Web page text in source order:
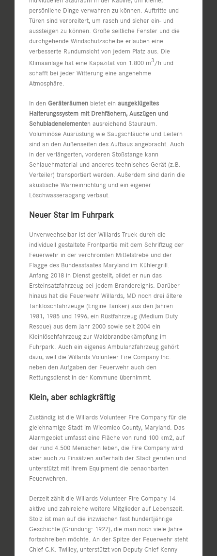
persönliche Dinge verwahren zu können. Auftritte und
Türen sind verbreitert, um rasch und sicher ein- und
aussteigen zu können. Große seitliche Fenster und die
durchgehende Windschutzscheibe erlauben eine
verbesserte Rundumsicht von jedem Platz aus. Die
Klimaanlage hat eine Kapazität von 1.800 m3/h und
schafft bei jeder Witterung eine angenehme
Atmosphäre.
In den Geräteräumen bietet ein ausgeklügeltes
Halterungssystem mit Drehfächern, Auszügen und
Schubladenelementen ausreichend Stauraum.
Voluminöse Ausrüstung wie Saugschläuche und Leitern
sind an den Außenseiten des Aufbaus angebracht. Auch
in der verlängerten, vorderen Stoßstange kann
Schlauchmaterial und anderes technisches Gerät (z.B.
Verteiler) transportiert werden. Außerdem sind darin die
akustische Warneinrichtung und ein eigener
Löschwasserabgang verbaut.
Neuer Star im Fuhrpark
Unverwechselbar ist der Willards-Truck durch die
individuell gestaltete Frontpartie mit dem Schriftzug der
Feuerwehr in der verchromten Mittelstrebe und der
Flagge des Bundesstaates Maryland im Kühlergrill.
Anfang 2018 in Dienst gestellt, bildet er nun das
Ersteinsatzfahrzeug bei jedem Brandereignis. Darüber
hinaus hat die Feuerwehr Willards, MD noch drei ältere
Tanklöschfahrzeuge (Engine Tanker) aus den Jahren
1981, 1985 und 1996, ein Rüstfahrzeug (Medium Duty
Rescue) aus dem Jahr 2000 sowie seit 2004 ein
Kleinlöschfahrzeug zur Waldbrandbekämpfung im
Fuhrpark. Auch ein eigenes Ambulanzfahrzeug gehört
dazu, weil die Willards Volunteer Fire Company Inc.
neben den Aufgaben der Feuerwehr auch den
Rettungsdienst in der Kommune übernimmt.
Klein, aber schlagkräftig
Zuständig ist die Willards Volunteer Fire Company für die
gleichnamige Stadt im Wicomico County, Maryland. Das
Alarmgebiet umfasst eine Fläche von rund 100 km2, auf
der rund 4.500 Menschen leben, die Fire Company wird
aber auch zu Einsätzen außerhalb der Stadt gerufen und
unterstützt mit ihrem Equipment die benachbarten
Feuerwehren.
Derzeit zählt die Willards Volunteer Fire Company 14
aktive und zahlreiche weitere Mitglieder auf Lebenszeit.
Stolz ist man auf die inzwischen fast hundertjährige
Geschichte (Gründung: 1927), die man noch viele Jahre
fortschreiben möchte. An der Spitze der Feuerwehr steht
Chief C.K. Twilley, unterstützt von Deputy Chief Kenny